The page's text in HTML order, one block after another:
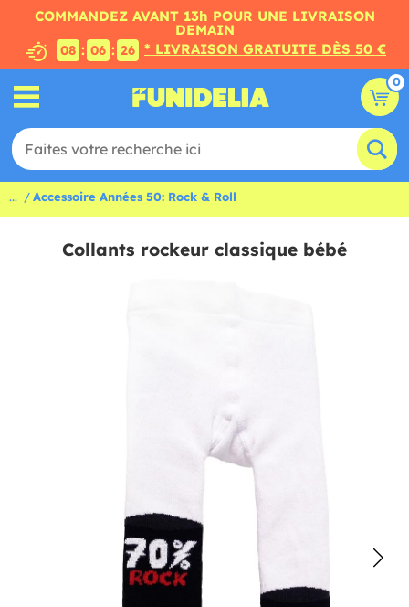
COMMANDEZ AVANT 13h POUR UNE LIVRAISON
DEMAIN
08 : 06 : 25 * LIVRAISON GRATUITE DÈS 50 €
0
... Accessoire Années 50: Rock & Roll
Collants rockeur classique bébé